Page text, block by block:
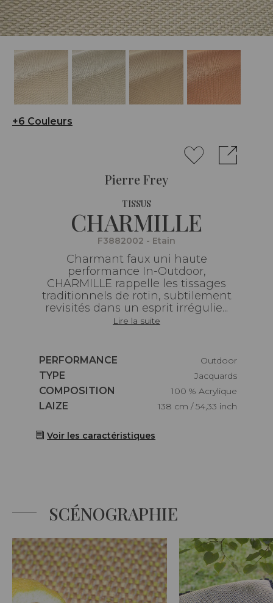
+6 Couleurs
Pierre Frey
TISSUS
CHARMILLE
F3882002 - Etain
Charmant faux uni haute
performance In-Outdoor,
CHARMILLE rappelle les tissages
traditionnels de rotin, subtilement
revisités dans un esprit irrégulie...
Lire la suite
Caractéristiques
PERFORMANCE
Outdoor
Caractéristiques
TYPE
Jacquards
Caractéristiques
COMPOSITION
100 % Acrylique
Caractéristiques
LAIZE 138 cm / 54,33 inch
Voir les caractéristiques
SCÉNOGRAPHIE